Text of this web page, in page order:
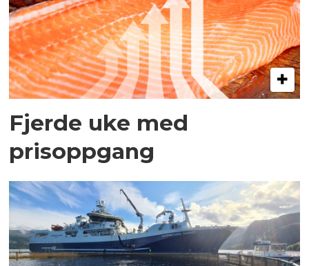
Fjerde uke med
prisoppgang